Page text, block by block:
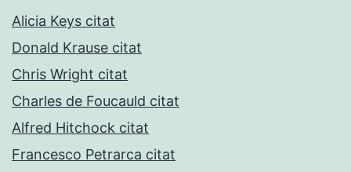
Alicia Keys citat
Donald Krause citat
Chris Wright citat
Charles de Foucauld citat
Alfred Hitchock citat
Francesco Petrarca citat